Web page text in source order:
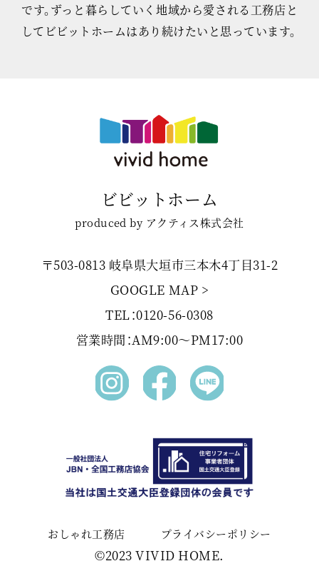
です。ずっと暮らしていく地域から愛される工務店と
してビビットホームはあり続けたいと思っています。
ビビットホーム
produced by アクティス株式会社
〒503-0813 岐阜県大垣市三本木4丁目31-2
GOOGLE MAP >
TEL：0120-56-0308
営業時間：AM9:00〜PM17:00
おしゃれ工務店 プライバシーポリシー
©2023 VIVID HOME.